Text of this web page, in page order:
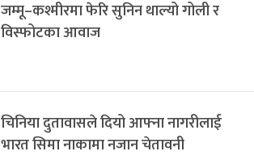
जम्मू–कश्मीरमा फेरि सुनिन थाल्यो गोली र
विस्फोटका आवाज
चिनिया दुतावासले दियो आफ्ना नागरीलाई
भारत सिमा नाकामा नजान चेतावनी